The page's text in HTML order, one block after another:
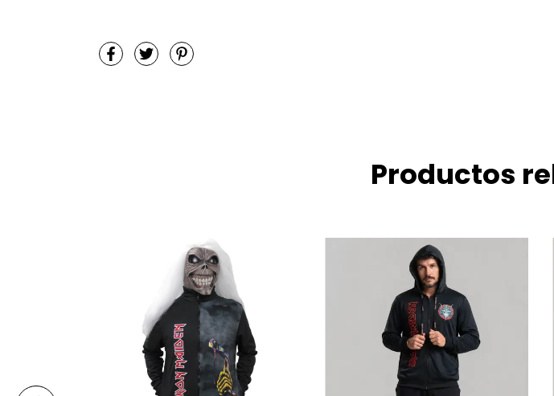
Productos